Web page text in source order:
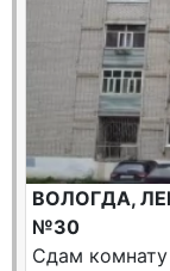
ВОЛОГДА,
№30
Сдам